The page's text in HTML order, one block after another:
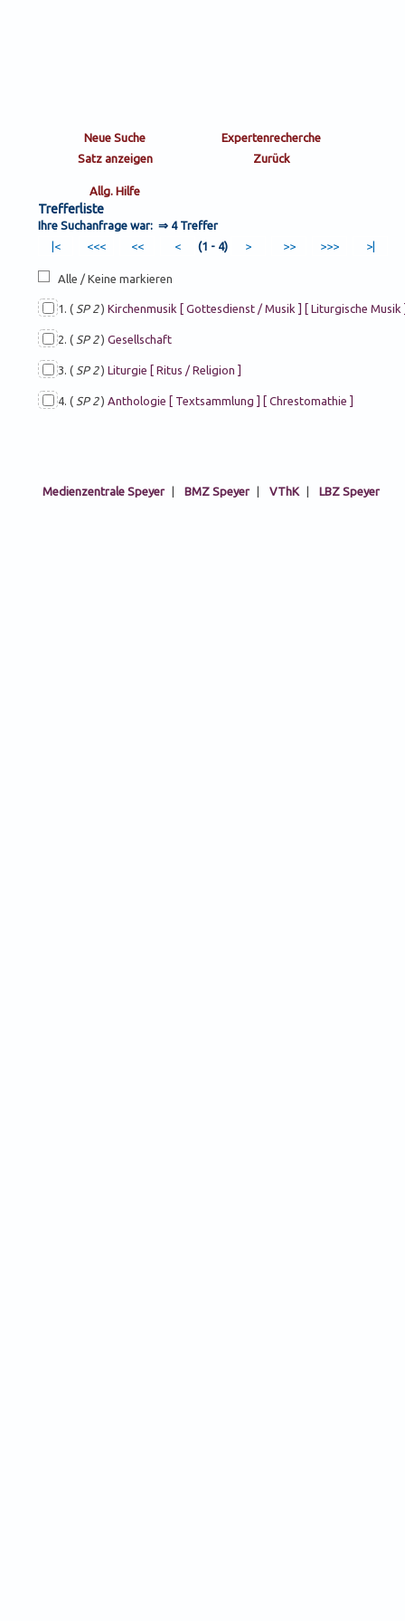
Trefferliste
Ihre Suchanfrage war: ⇒ 4 Treffer
(1 - 4)
Alle / Keine markieren
1. ( SP 2)Kirchenmusik [ Gottesdienst / Musik ] [ Liturgische Musik
2. ( SP 2)Gesellschaft
3. ( SP 2)Liturgie [ Ritus / Religion ]
4. ( SP 2) Anthologie [ Textsammlung ] [ Chrestomathie ]
Medienzentrale Speyer | BMZ Speyer | VThK | LBZ Speyer